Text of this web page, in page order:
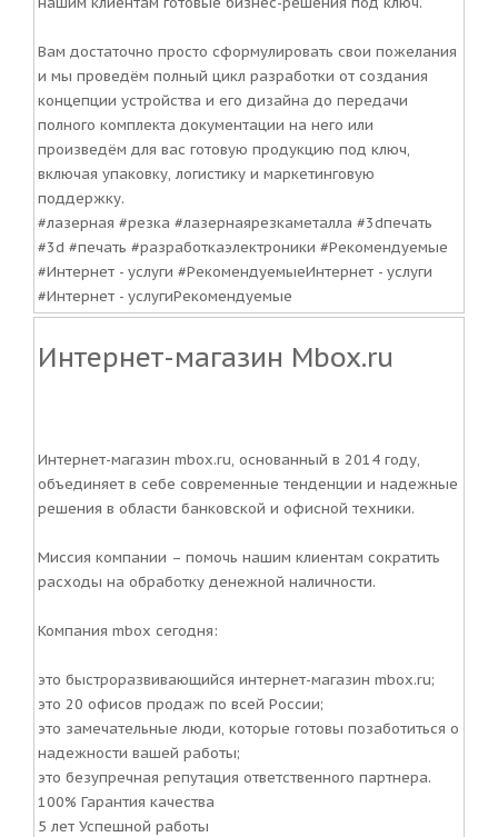
Вам достаточно просто сформулировать свои пожелания
и мы проведём полный цикл разработки от создания
концепции устройства и его дизайна до передачи
полного комплекта документации на него или
произведём для вас готовую продукцию под ключ,
включая упаковку, логистику и маркетинговую
поддержку.
#лазерная #резка #лазернаярезкаметалла #3dпечать
#3d #печать #разработкаэлектроники #Рекомендуемые
#Интернет - услуги #РекомендуемыеИнтернет - услуги
#Интернет - услугиРекомендуемые
Интернет-магазин Mbox.ru
Интернет-магазин mbox.ru, основанный в 2014 году,
объединяет в себе современные тенденции и надежные
решения в области банковской и офисной техники.
Миссия компании – помочь нашим клиентам сократить
расходы на обработку денежной наличности.
Компания mbox сегодня:
это быстроразвивающийся интернет-магазин mbox.ru;
это 20 офисов продаж по всей России;
это замечательные люди, которые готовы позаботиться о
надежности вашей работы;
это безупречная репутация ответственного партнера.
100% Гарантия качества
5 лет Успешной работы